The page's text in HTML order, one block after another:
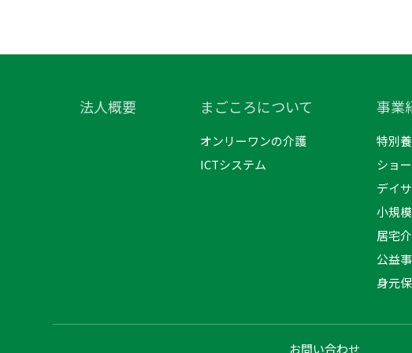
法人概要 まごころについて
オンリーワンの介護
ICTシステム
事業
特別
ショ
デイ
小規
居宅
公益
身元
お問い合わせ